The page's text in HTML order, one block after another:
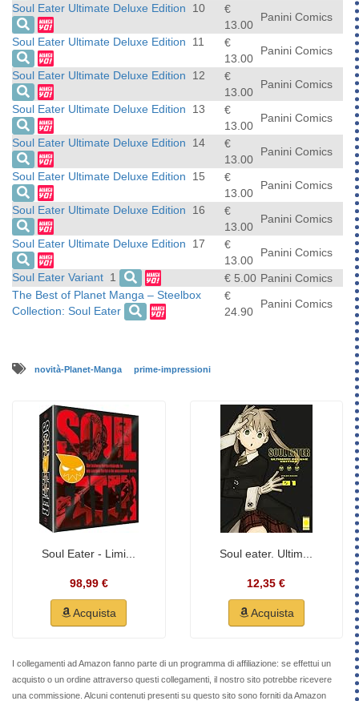
Soul Eater Ultimate Deluxe Edition 10
€
13.00
Panini Comics
Soul Eater Ultimate Deluxe Edition 11
€
13.00
Panini Comics
Soul Eater Ultimate Deluxe Edition 12
€
13.00
Panini Comics
Soul Eater Ultimate Deluxe Edition 13
€
13.00
Panini Comics
Soul Eater Ultimate Deluxe Edition 14
€
13.00
Panini Comics
Soul Eater Ultimate Deluxe Edition 15
€
13.00
Panini Comics
Soul Eater Ultimate Deluxe Edition 16
€
13.00
Panini Comics
Soul Eater Ultimate Deluxe Edition 17
€
13.00
Panini Comics
Soul Eater Variant 1 € 5.00 Panini Comics
The Best of Planet Manga – Steelbox
Collection: Soul Eater
€
24.90
Panini Comics
novità-Planet-Manga prime-impressioni
Soul Eater - Limi...
98,99 €
Acquista
Soul eater. Ultim...
12,35 €
Acquista
I collegamenti ad Amazon fanno parte di un programma di affiliazione: se effettui un
acquisto o un ordine attraverso questi collegamenti, il nostro sito potrebbe ricevere
una commissione. Alcuni contenuti presenti su questo sito sono forniti da Amazon